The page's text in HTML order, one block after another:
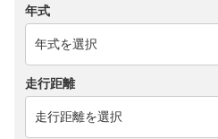
年式
走行距離